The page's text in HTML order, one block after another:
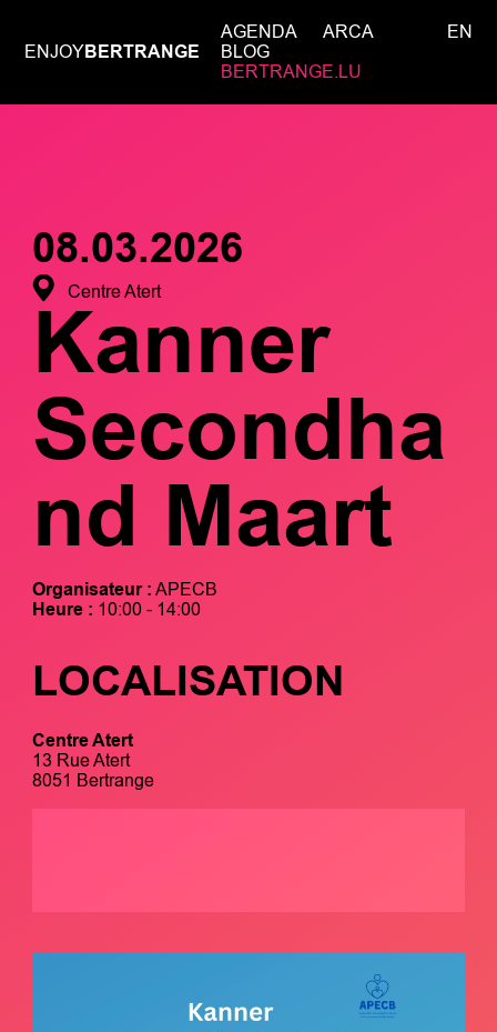
ENJOYBERTRANGE
AGENDA
ARCA
BLOG
BERTRANGE.LU
EN
08.03.2026
Centre Atert
Kanner
Secondha
nd Maart
Organisateur :APECB
Heure : 10:00 - 14:00
LOCALISATION
Centre Atert
13 Rue Atert
8051 Bertrange